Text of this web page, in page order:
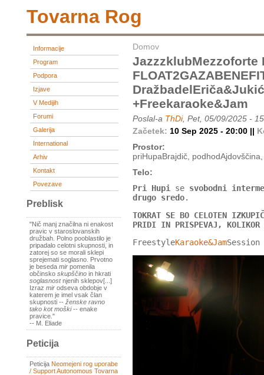
Tovarna Rog
Informacije
Program
Podpora
Izjave
V Medijih
Forumi
Galerija
International
Arhiv
Kontakt
Povezave
Preblisk
"Nič manj značilna ni enakost
pravic v staroslovanskih
družbah. Polno pooblastilo je
pripadalo celotni skupnosti, in
zatorej so se morali sklepi
sprejemati soglasno. Prvotno
je beseda mir pomenila
občinsko skupščino in hkrati
soglasnostnjenih sklepov[...]
Izraz mir odseva obdobje v
katerem je imel vsak član
skupnosti -- ženske ravno
tako kot moški-- enake
pravice."
-- M. Eliade
Peticija
Peticija Neomejeni rog uporabe
/ Support Autonomous Tovarna
Domov
JazzzklubMezzoforte
+freekaraoke&jam
Poslal-a ThDi, Pet, 05/09/2025 -
Začetek: 10 Sep 2025 - 20:00 ||
Prostor:
priHupaBrajdič,
Telo:
Pri Hupi se svobodni
drugo sredo.
TOKRAT SE BO CELOTEN
PRIDI IN PRISPEVAJ,
FreestyleKaraoke&JamSession